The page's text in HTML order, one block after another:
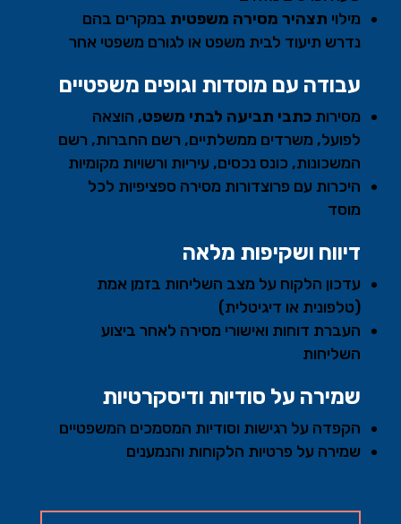
מילוי תצהיר מסירה משפטית במקרים בהם
נדרש תיעוד לבית משפט או לגורם משפטי אחר
עבודה עם מוסדות וגופים משפטיים
מסירות כתבי תביעה לבתי משפט, הוצאה
לפועל, משרדים ממשלתיים, רשם החברות, רשם
המשכונות, כונס נכסים, עיריות ורשויות מקומיות
היכרות עם פרוצדורות מסירה ספציפיות לכל
מוסד
דיווח ושקיפות מלאה
עדכון הלקוח על מצב השליחות בזמן אמת
(טלפונית או דיגיטלית)
העברת דוחות ואישורי מסירה לאחר ביצוע
השליחות
שמירה על סודיות ודיסקרטיות
הקפדה על רגישות וסודיות המסמכים המשפטיים
שמירה על פרטיות הלקוחות והנמענים